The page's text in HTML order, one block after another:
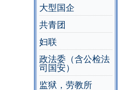
大型国企
共青团
妇联
政法委（含公检法
司国安）
监狱，劳教所